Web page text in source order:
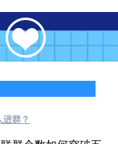
群？